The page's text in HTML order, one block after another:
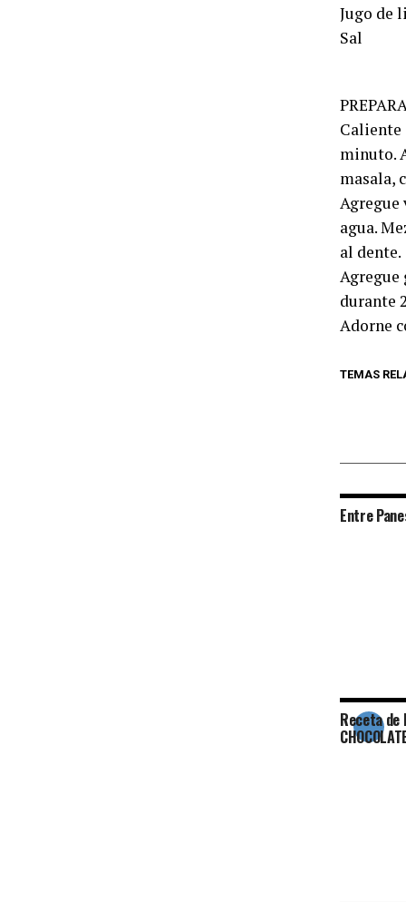
Jugo de
Sal
Caliente
minuto.
masala,
Agregue
agua.
al dente.
Agregue
durante
Adorne
TEMAS
Entre
Receta de